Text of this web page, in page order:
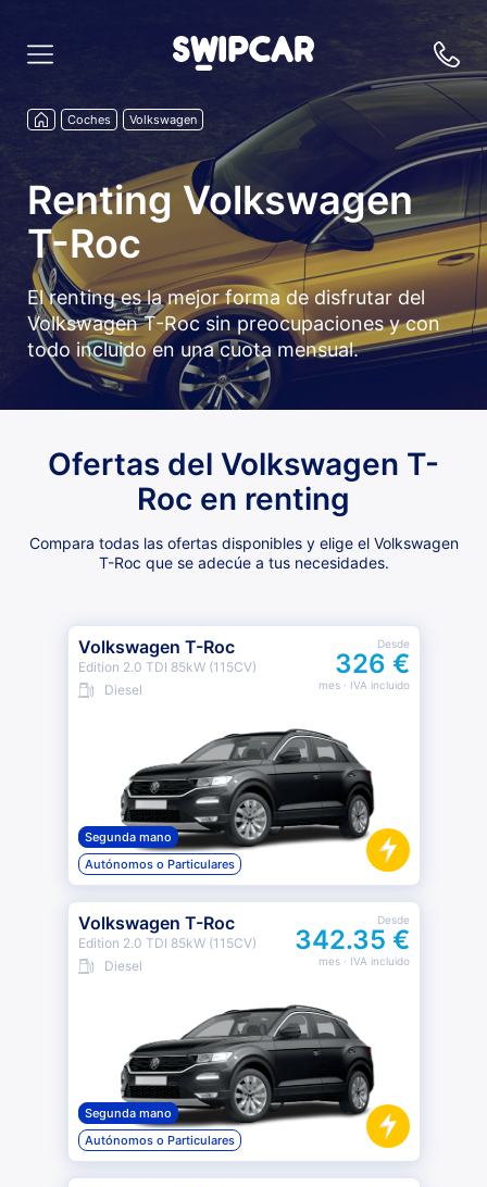
Coches Volkswagen
Renting Volkswagen
T-Roc
El renting es la mejor forma de disfrutar del
Volkswagen T-Roc sin preocupaciones y con
todo incluido en una cuota mensual.
Ofertas del Volkswagen T-
Roc en renting
Compara todas las ofertas disponibles y elige el Volkswagen
T-Roc que se adecúe a tus necesidades.
Volkswagen T-Roc
Edition 2.0 TDI 85kW (115CV)
Diesel
Desde
326 €
mes· IVA incluido
Segunda mano
Autónomos o Particulares
Volkswagen T-Roc
Edition 2.0 TDI 85kW (115CV)
Diesel
Desde
342.35 €
mes· IVA incluido
Segunda mano
Autónomos o Particulares